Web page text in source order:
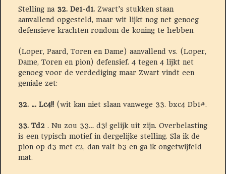
Stelling na 32. De1-d1.Zwart’s stukken staan
aanvallend opgesteld, maar wit lijkt nog net genoeg
defensieve krachten rondom de koning te hebben.
(Loper, Paard, Toren en Dame) aanvallend vs. (Loper,
Dame, Toren en pion) defensief. 4 tegen 4 lijkt net
genoeg voor de verdediging maar Zwart vindt een
geniale zet:
32. … Lc4!!(wit kan niet slaan vanwege 33. bxc4 Db1#.
33. Td2. Nu zou 33… d3! gelijk uit zijn. Overbelasting
is een typisch motief in dergelijke stelling. Sla ik de
pion op d3 met c2, dan valt b3 en ga ik ongetwijfeld
mat.